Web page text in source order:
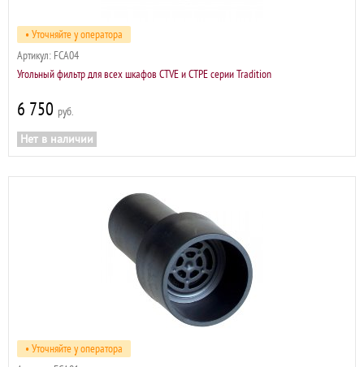
• Уточняйте у оператора
Артикул: FCA04
Угольный фильтр для всех шкафов CTVE и CTPE серии Tradition
6 750 р
Нет в наличии
• Уточняйте у оператора